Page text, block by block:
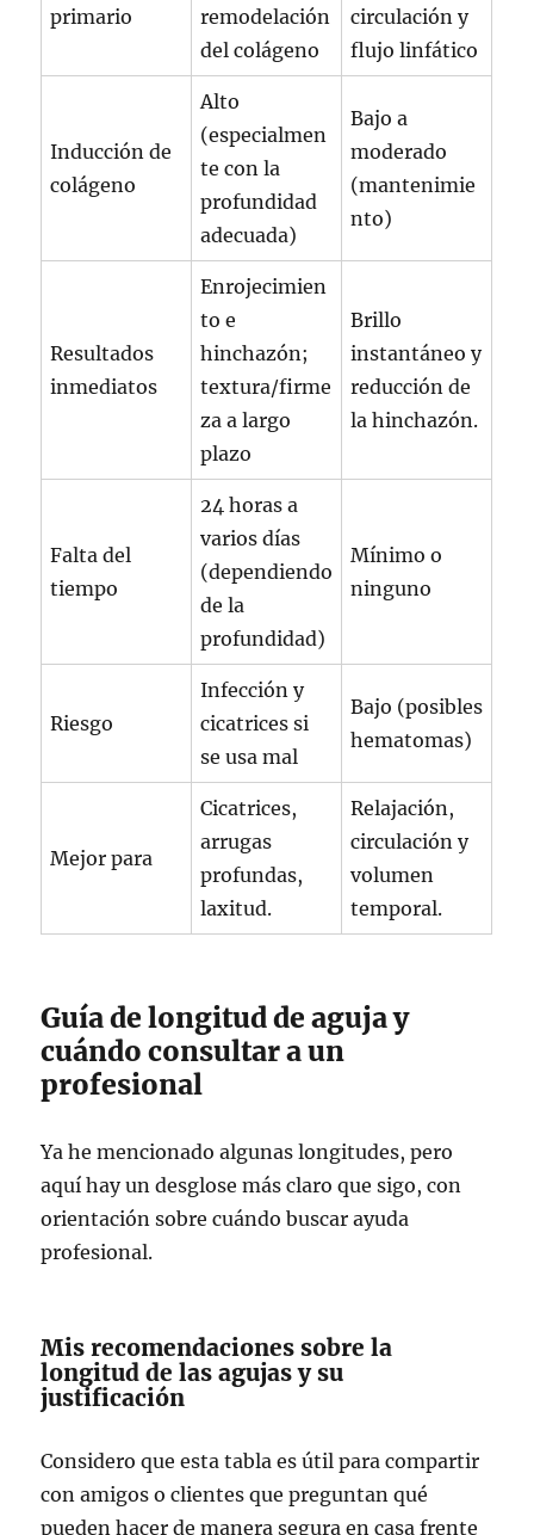
primario
remodelación
del colágeno
circulación y
flujo linfático
Inducción de
colágeno
Alto
(especialmen
te con la
profundidad
adecuada)
Bajo a
moderado
(mantenimie
nto)
Resultados
inmediatos
Enrojecimien
to e
hinchazón;
textura/firme
za a largo
plazo
Brillo
instantáneo y
reducción de
la hinchazón.
Falta del
tiempo
24 horas a
varios días
(dependiendo
de la
profundidad)
Mínimo o
ninguno
Riesgo
Infección y
cicatrices si
se usa mal
Bajo (posibles
hematomas)
Mejor para
Cicatrices,
arrugas
profundas,
laxitud.
Relajación,
circulación y
volumen
temporal.
Guía de longitud de aguja y
cuándo consultar a un
profesional
Ya he mencionado algunas longitudes, pero
aquí hay un desglose más claro que sigo, con
orientación sobre cuándo buscar ayuda
profesional.
Mis recomendaciones sobre la
longitud de las agujas y su
justificación
Considero que esta tabla es útil para compartir
con amigos o clientes que preguntan qué
pueden hacer de manera segura en casa frente